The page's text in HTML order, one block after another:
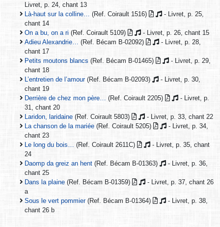
Livret, p. 24, chant 13
Là-haut sur la colline…
(Ref. Coirault 1516)
- Livret, p. 25,
chant 14
On a bu, on a ri (Ref. Coirault 5109)
- Livret, p. 26, chant 15
Adieu Alexandrie…
(Ref. Bécam B-02092)
- Livret, p. 28,
chant 17
Petits moutons blancs (Ref. Bécam B-01465)
- Livret, p. 29,
chant 18
L’entretien de l’amour(Ref. Bécam B-02093)
- Livret, p. 30,
chant 19
Derrière de chez mon père…
(Ref. Coirault 2205)
- Livret, p.
31, chant 20
Laridon, laridaine (Ref. Coirault 5803)
- Livret, p. 33, chant 22
La chanson de la mariée (Ref. Coirault 5205)
- Livret, p. 34,
chant 23
Le long du bois…
(Ref. Coirault 2611C)
- Livret, p. 35, chant
24
Daomp da greiz an hent (Ref. Bécam B-01363)
- Livret, p. 36,
chant 25
Dans la plaine (Ref. Bécam B-01359)
- Livret, p. 37, chant 26
a
Sous le vert pommier(Ref. Bécam B-01364)
- Livret, p. 38,
chant 26 b